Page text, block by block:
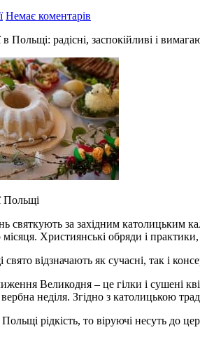
Немає коментарів
в Польщі: радісні, заспокійливі і
Польщі
святкують за західним католицьким
Християнські обряди і
відзначають як сучасні, так і
Великодня – це гілки і сушені
неділя. Згідно з католицькою
рідкість, то віруючі несуть до